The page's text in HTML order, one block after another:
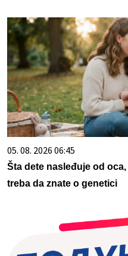
05. 08. 2026 06:45
Šta dete nasleđuje od
treba da znate o genetici